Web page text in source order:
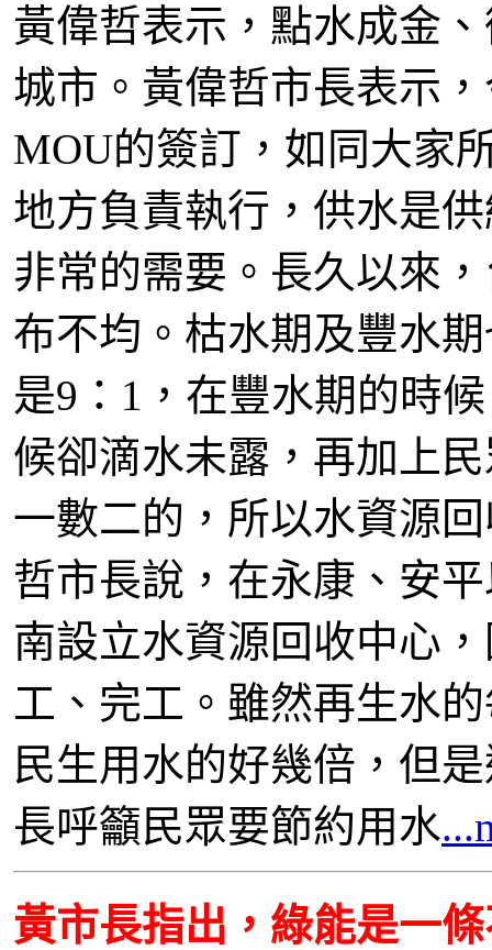
黃偉哲表示，點水成金
城市。黃偉哲市長表示
MOU的簽訂，如同大家
地方負責執行，供水是
非常的需要。長久以來
布不均。枯水期及豐水
是9：1，在豐水期的時
候卻滴水未露，再加上
一數二的，所以水資源
哲市長說，在永康、安
南設立水資源回收中心
工、完工。雖然再生水
民生用水的好幾倍，但
長呼籲民眾要節約用水
黃市長指出，綠能是一